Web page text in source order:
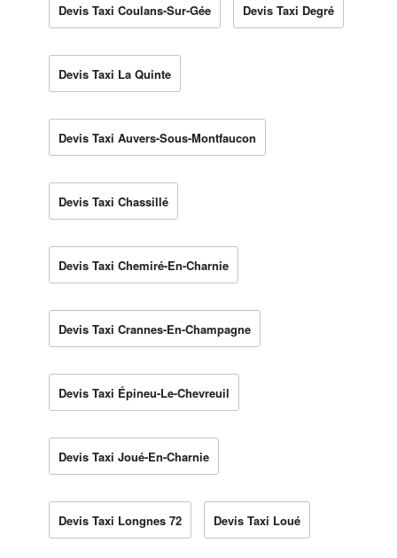
Devis Taxi Coulans-Sur-Gée Devis Taxi Degré
Devis Taxi La Quinte
Devis Taxi Auvers-Sous-Montfaucon
Devis Taxi Chassillé
Devis Taxi Chemiré-En-Charnie
Devis Taxi Crannes-En-Champagne
Devis Taxi Épineu-Le-Chevreuil
Devis Taxi Joué-En-Charnie
Devis Taxi Longnes 72 Devis Taxi Loué